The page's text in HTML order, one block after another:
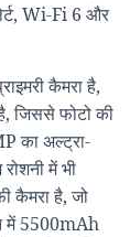
Wi-Fi 6 और
कैमरा है,
जिससे फोटो की
का अल्ट्रा-
में भी
कैमरा है, जो
में 5500mAh